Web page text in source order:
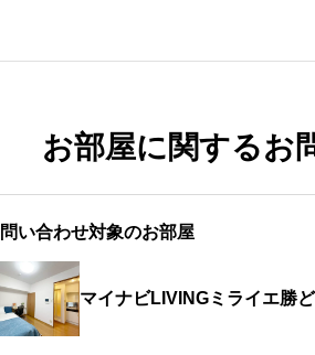
お部屋に関するお
い合わせ対象のお部屋
マイナビLIVINGミライエ勝